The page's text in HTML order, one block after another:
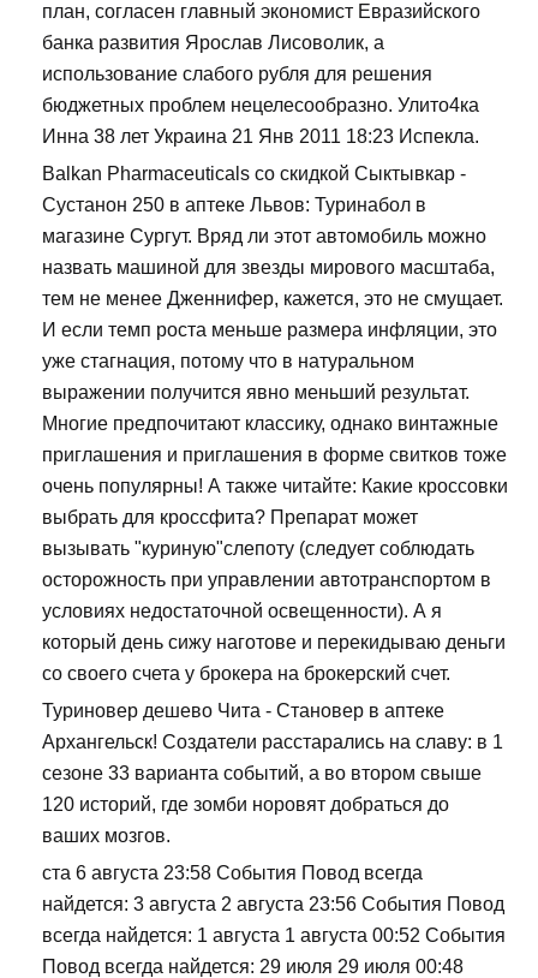
план, согласен главный экономист Евразийского
банка развития Ярослав Лисоволик, а
использование слабого рубля для решения
бюджетных проблем нецелесообразно. Улито4ка
Инна 38 лет Украина 21 Янв 2011 18:23 Испекла.
Balkan Pharmaceuticals со скидкой Сыктывкар -
Сустанон 250 в аптеке Львов: Туринабол в
магазине Сургут. Вряд ли этот автомобиль можно
назвать машиной для звезды мирового масштаба,
тем не менее Дженнифер, кажется, это не смущает.
И если темп роста меньше размера инфляции, это
уже стагнация, потому что в натуральном
выражении получится явно меньший результат.
Многие предпочитают классику, однако винтажные
приглашения и приглашения в форме свитков тоже
очень популярны! А также читайте: Какие кроссовки
выбрать для кроссфита? Препарат может
вызывать "куриную"слепоту (следует соблюдать
осторожность при управлении автотранспортом в
условиях недостаточной освещенности). А я
который день сижу наготове и перекидываю деньги
со своего счета у брокера на брокерский счет.
Туриновер дешево Чита - Становер в аптеке
Архангельск! Создатели расстарались на славу: в 1
сезоне 33 варианта событий, а во втором свыше
120 историй, где зомби норовят добраться до
ваших мозгов.
ста 6 августа 23:58 События Повод всегда
найдется: 3 августа 2 августа 23:56 События Повод
всегда найдется: 1 августа 1 августа 00:52 События
Повод всегда найдется: 29 июля 29 июля 00:48